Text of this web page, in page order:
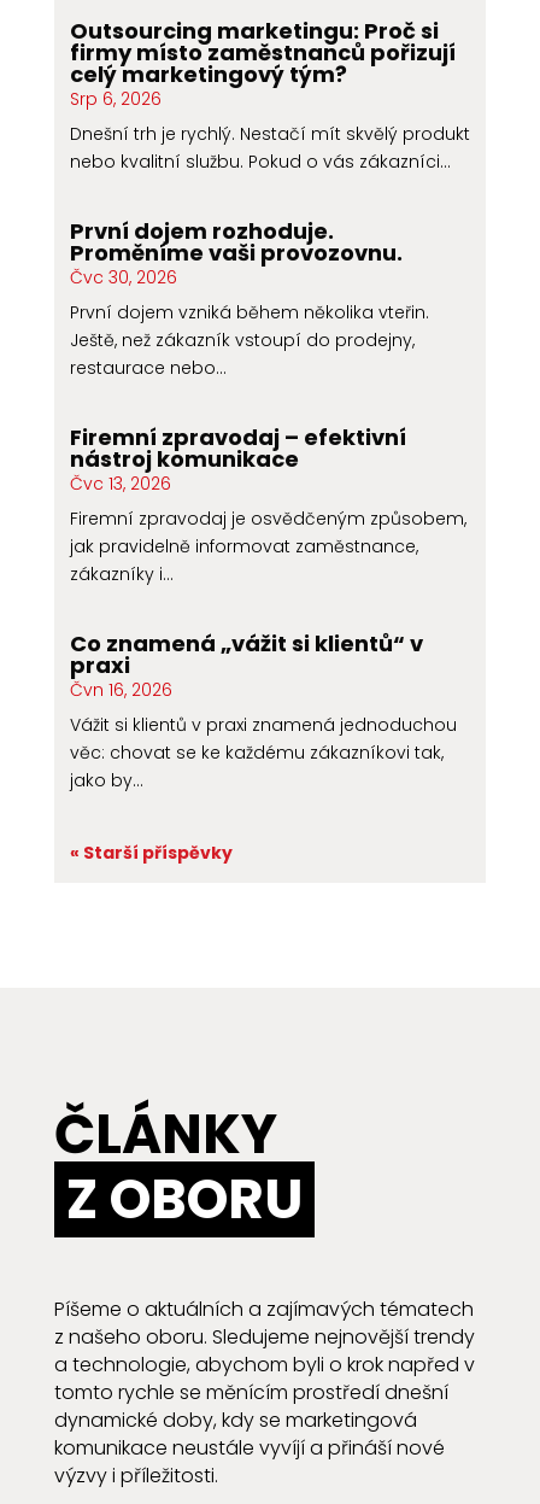
Outsourcing marketingu: Proč si
firmy místo zaměstnanců pořizují
celý marketingový tým?
Srp 6, 2026
Dnešní trh je rychlý. Nestačí mít skvělý produkt
nebo kvalitní službu. Pokud o vás zákazníci...
První dojem rozhoduje.
Proměníme vaši provozovnu.
Čvc 30, 2026
První dojem vzniká během několika vteřin.
Ještě, než zákazník vstoupí do prodejny,
restaurace nebo...
Firemní zpravodaj – efektivní
nástroj komunikace
Čvc 13, 2026
Firemní zpravodaj je osvědčeným způsobem,
jak pravidelně informovat zaměstnance,
zákazníky i...
Co znamená „vážit si klientů“ v
praxi
Čvn 16, 2026
Vážit si klientů v praxi znamená jednoduchou
věc: chovat se ke každému zákazníkovi tak,
jako by...
« Starší příspěvky
ČLÁNKY
Z OBORU
Píšeme o aktuálních a zajímavých tématech
z našeho oboru. Sledujeme nejnovější trendy
a technologie, abychom byli o krok napřed v
tomto rychle se měnícím prostředí dnešní
dynamické doby, kdy se marketingová
komunikace neustále vyvíjí a přináší nové
výzvy i příležitosti.